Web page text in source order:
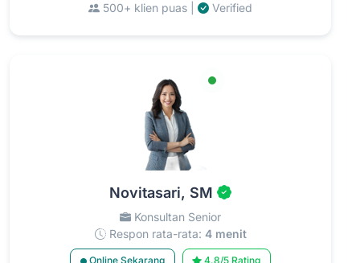
500+ klien puas | Verified
Novitasari, SM
Konsultan Senior
Respon rata-rata: 4 menit
Online Sekarang 4.8/5 Rating